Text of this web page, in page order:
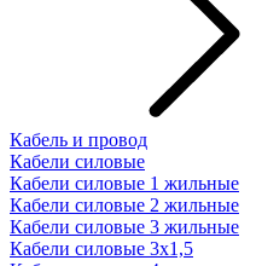
Кабель и провод
Кабели силовые
Кабели силовые 1 жильные
Кабели силовые 2 жильные
Кабели силовые 3 жильные
Кабели силовые 3х1,5